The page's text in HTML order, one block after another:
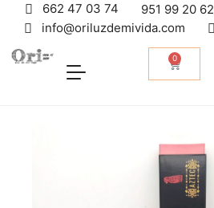
662 47 03 74
951 99 20 62
info@oriluzdemivida.com
0